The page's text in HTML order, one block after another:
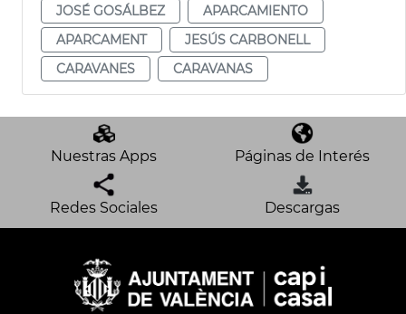
JOSÉ GOSÁLBEZ
APARCAMIENTO
APARCAMENT
JESÚS CARBONELL
CARAVANES
CARAVANAS
Nuestras Apps Páginas de Interés
Redes Sociales Descargas